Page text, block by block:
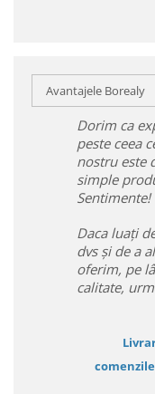
Avantajele Borealy
Dorim ca
peste ceea
nostru este
simple
Sentimente!
Daca luați
dvs și de a
oferim, pe
calitate,